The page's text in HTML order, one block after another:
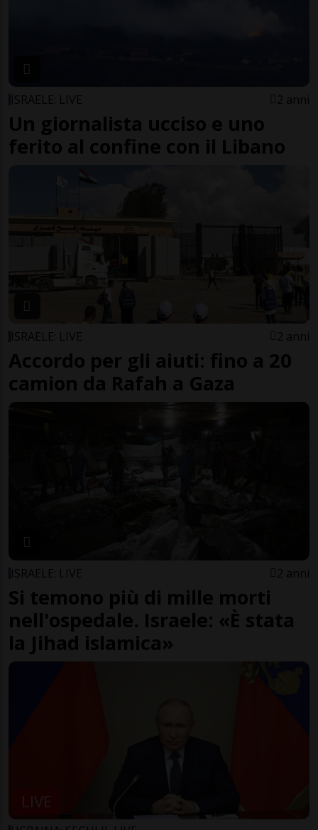
ISRAELE: LIVE 2 anni
Un giornalista ucciso e uno
ferito al confine con il Libano
ISRAELE: LIVE 2 anni
Accordo per gli aiuti: fino a 20
camion da Rafah a Gaza
ISRAELE: LIVE 2 anni
Si temono più di mille morti
nell'ospedale. Israele: «È stata
la Jihad islamica»
LIVE